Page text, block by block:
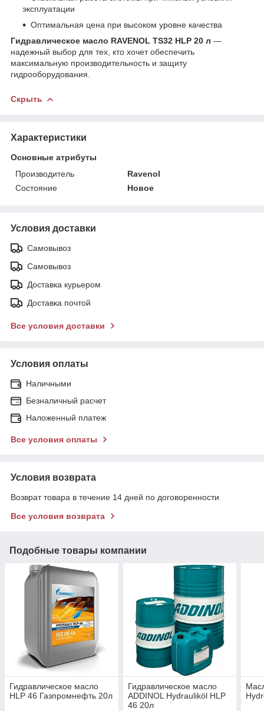
эксплуатации
Оптимальная цена при высоком уровне качества
Гидравлическое масло RAVENOL TS32 HLP 20 л —
надежный выбор для тех, кто хочет обеспечить
максимальную производительность и защиту
гидрооборудования.
Скрыть
Характеристики
Основные атрибуты
Производитель
Ravenol
Состояние
Новое
Условия доставки
Самовывоз
Самовывоз
Доставка курьером
Доставка почтой
Все условия доставки
Условия оплаты
Наличными
Безналичный расчет
Наложенный платеж
Все условия оплаты
Условия возврата
Возврат товара в течение 14 дней по договоренности
Все условия возврата
Подобные товары компании
Гидравлическое масло
HLP 46 Газпромнефть 20л
Гидравлическое масло
ADDINOL Hydrauliköl HLP
46 20л